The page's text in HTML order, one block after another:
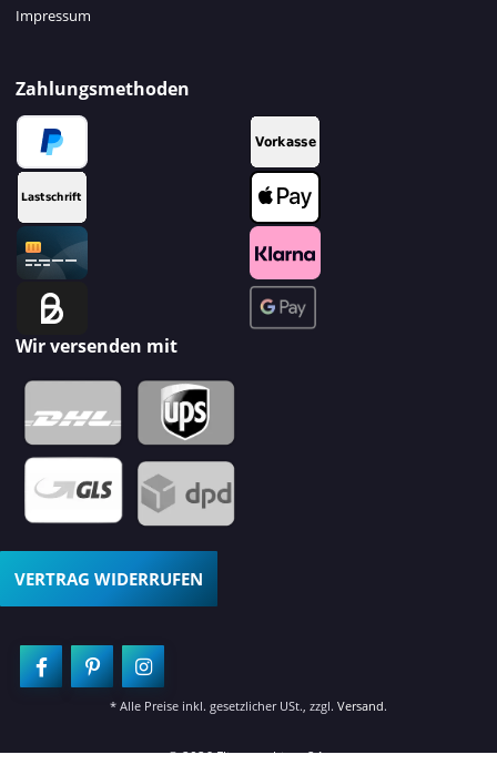
Impressum
Zahlungsmethoden
Wir versenden mit
VERTRAG WIDERRUFEN
* Alle Preise inkl. gesetzlicher USt., zzgl. Versand.
© 2026 Fliesenschiene24